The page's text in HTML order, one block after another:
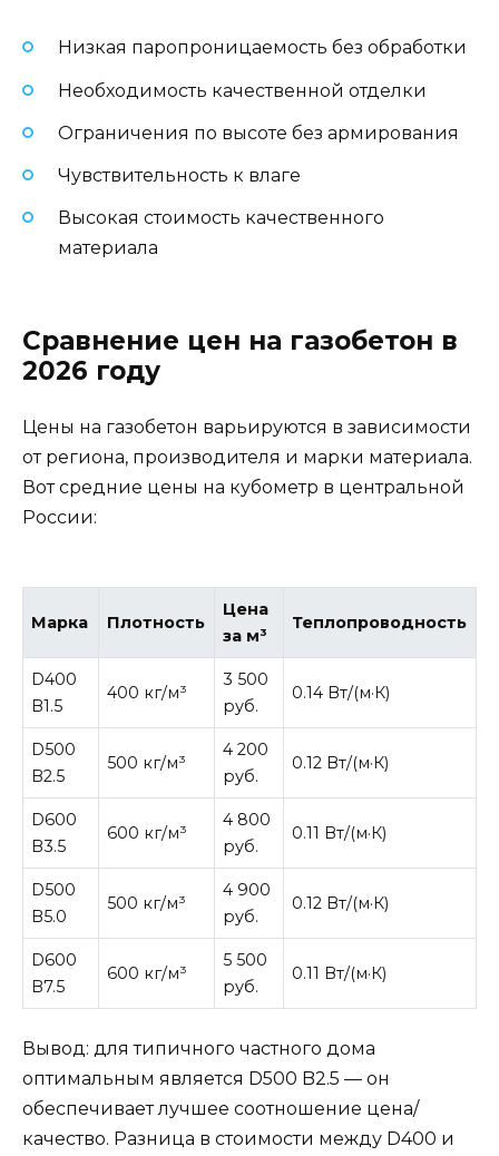
Низкая паропроницаемость без обработки
Необходимость качественной отделки
Ограничения по высоте без армирования
Чувствительность к влаге
Высокая стоимость качественного
материала
Сравнение цен на газобетон в
2026 году
Цены на газобетон варьируются в зависимости
от региона, производителя и марки материала.
Вот средние цены на кубометр в центральной
России:
Марка Плотность
Цена
за м³
Теплопроводность
D400
B1.5
400 кг/м³
3 500
руб.
0.14 Вт/(м·К)
D500
B2.5
500 кг/м³
4 200
руб.
0.12 Вт/(м·К)
D600
B3.5
600 кг/м³
4 800
руб.
0.11 Вт/(м·К)
D500
B5.0
500 кг/м³
4 900
руб.
0.12 Вт/(м·К)
D600
B7.5
600 кг/м³
5 500
руб.
0.11 Вт/(м·К)
Вывод: для типичного частного дома
оптимальным является D500 B2.5 — он
обеспечивает лучшее соотношение цена/
качество. Разница в стоимости между D400 и